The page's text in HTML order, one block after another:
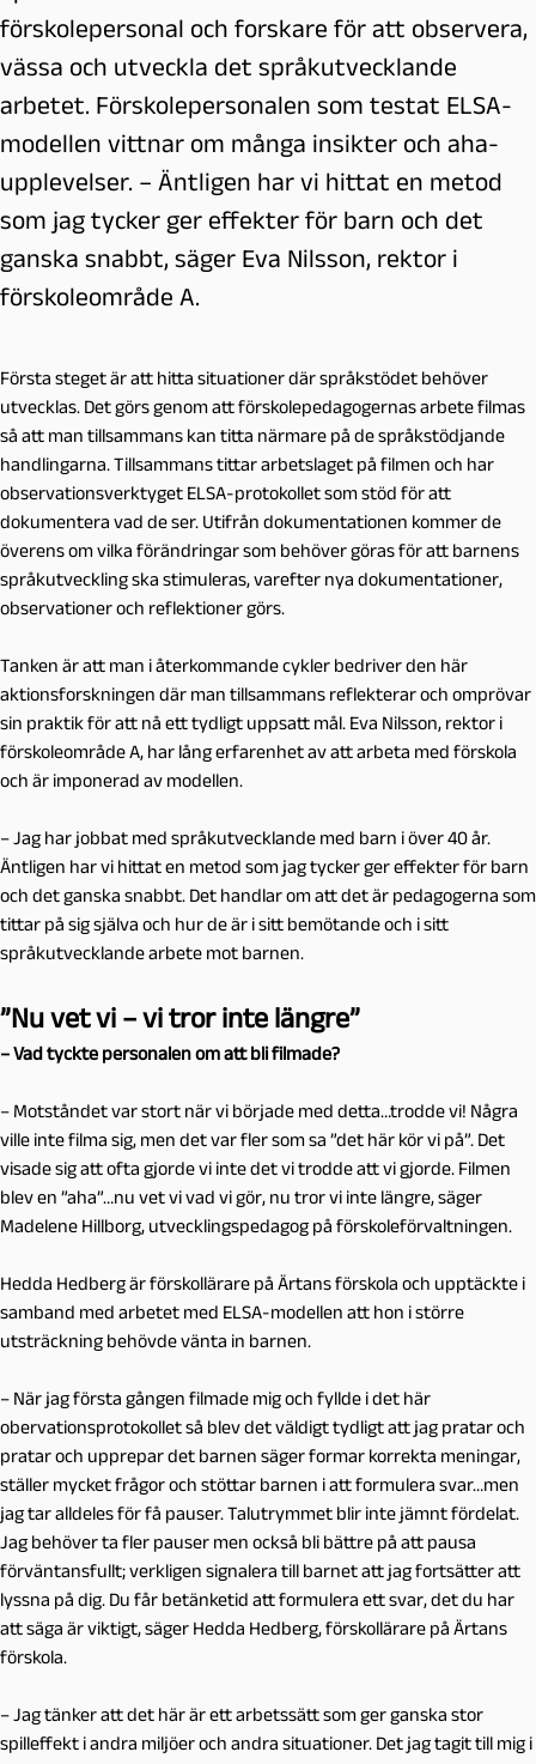
förskolepersonal och forskare för att observera,
vässa och utveckla det språkutvecklande
arbetet. Förskolepersonalen som testat ELSA-
modellen vittnar om många insikter och aha-
upplevelser. – Äntligen har vi hittat en metod
som jag tycker ger effekter för barn och det
ganska snabbt, säger Eva Nilsson, rektor i
förskoleområde A.
Första steget är att hitta situationer där språkstödet behöver
utvecklas. Det görs genom att förskolepedagogernas arbete filmas
så att man tillsammans kan titta närmare på de språkstödjande
handlingarna. Tillsammans tittar arbetslaget på filmen och har
observationsverktyget ELSA-protokollet som stöd för att
dokumentera vad de ser. Utifrån dokumentationen kommer de
överens om vilka förändringar som behöver göras för att barnens
språkutveckling ska stimuleras, varefter nya dokumentationer,
observationer och reflektioner görs.
Tanken är att man i återkommande cykler bedriver den här
aktionsforskningen där man tillsammans reflekterar och omprövar
sin praktik för att nå ett tydligt uppsatt mål. Eva Nilsson, rektor i
förskoleområde A, har lång erfarenhet av att arbeta med förskola
och är imponerad av modellen.
– Jag har jobbat med språkutvecklande med barn i över 40 år.
Äntligen har vi hittat en metod som jag tycker ger effekter för barn
och det ganska snabbt. Det handlar om att det är pedagogerna som
tittar på sig själva och hur de är i sitt bemötande och i sitt
språkutvecklande arbete mot barnen.
”Nu vet vi – vi tror inte längre”
– Vad tyckte personalen om att bli filmade?
– Motståndet var stort när vi började med detta…trodde vi! Några
ville inte filma sig, men det var fler som sa ”det här kör vi på”. Det
visade sig att ofta gjorde vi inte det vi trodde att vi gjorde. Filmen
blev en ”aha”…nu vet vi vad vi gör, nu tror vi inte längre, säger
Madelene Hillborg, utvecklingspedagog på förskoleförvaltningen.
Hedda Hedberg är förskollärare på Ärtans förskola och upptäckte i
samband med arbetet med ELSA-modellen att hon i större
utsträckning behövde vänta in barnen.
– När jag första gången filmade mig och fyllde i det här
obervationsprotokollet så blev det väldigt tydligt att jag pratar och
pratar och upprepar det barnen säger formar korrekta meningar,
ställer mycket frågor och stöttar barnen i att formulera svar…men
jag tar alldeles för få pauser. Talutrymmet blir inte jämnt fördelat.
Jag behöver ta fler pauser men också bli bättre på att pausa
förväntansfullt; verkligen signalera till barnet att jag fortsätter att
lyssna på dig. Du får betänketid att formulera ett svar, det du har
att säga är viktigt, säger Hedda Hedberg, förskollärare på Ärtans
förskola.
– Jag tänker att det här är ett arbetssätt som ger ganska stor
spilleffekt i andra miljöer och andra situationer. Det jag tagit till mig i